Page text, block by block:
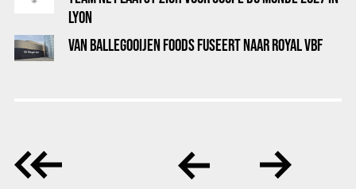
LYON
VAN BALLEGOOIJEN FOODS FUSEERT NAAR ROYAL VBF